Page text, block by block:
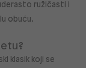
ružičasti i
obuću.
klasik koji se